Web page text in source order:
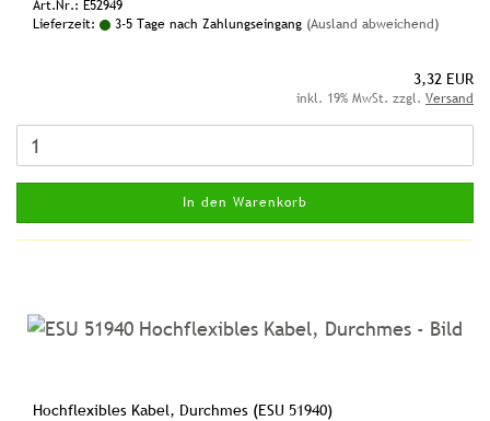
Art.Nr.: E52949
Lieferzeit:
3-5 Tage nach Zahlungseingang (Ausland abweichend)
3,32 EUR
inkl. 19% MwSt. zzgl. Versand
In den Warenkorb
Hochflexibles Kabel, Durchmes (ESU 51940)